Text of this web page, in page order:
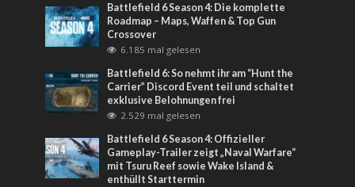
Battlefield 6 Season 4: Die komplette
Roadmap – Maps, Waffen & Top Gun
Crossover
6.185 mal gelesen
Battlefield 6: So nehmt ihr am “Hunt the
Carrier” Discord Event teil und schaltet
exklusive Belohnungen frei
2.529 mal gelesen
Battlefield 6 Season 4: Offizieller
Gameplay-Trailer zeigt „Naval Warfare“
mit Tsuru Reef sowie Wake Island &
enthüllt Starttermin